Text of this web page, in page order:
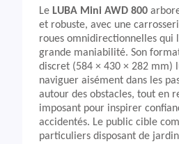
Le LUBA Mini AWD 800
et robuste, avec une
roues omnidirectionnelles qui
grande maniabilité. Son
discret (584 × 430 × 282 mm)
naviguer aisément dans les
autour des obstacles, tout en
imposant pour inspirer
accidentés. Le public cible
particuliers disposant de